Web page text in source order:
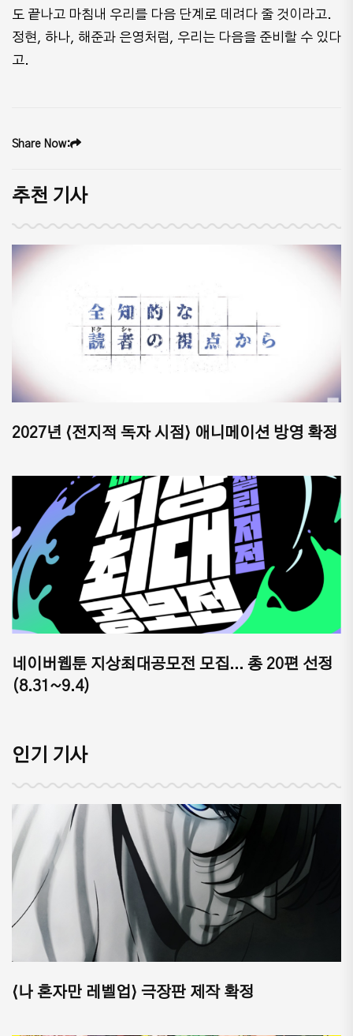
도 끝나고 마침내 우리를 다음 단계로 데려다 줄 것이라고.
정현, 하나, 해준과 은영처럼, 우리는 다음을 준비할 수 있다
고.
Share Now:
추천 기사
2027년 ⟨전지적 독자 시점⟩ 애니메이션 방영 확정
네이버웹툰 지상최대공모전 모집... 총 20편 선정
(8.31~9.4)
인기 기사
⟨나 혼자만 레벨업⟩ 극장판 제작 확정